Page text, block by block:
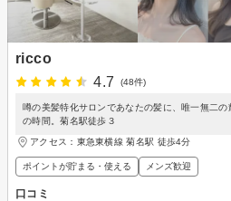
ricco
4.7
(48件)
噂の美髪特化サロンであなたの髪に、唯一無二
の時間。菊名駅徒歩３
アクセス：東急東横線 菊名駅 徒歩4分
ポイントが貯まる・使える メンズ歓迎
口コミ